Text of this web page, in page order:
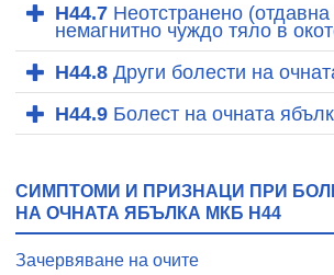
H44.7 Неотстранено
немагнитно чуждо тяло в
H44.8 Други болести на
H44.9 Болест на очната
СИМПТОМИ И ПРИЗНАЦИ ПРИ
НА ОЧНАТА ЯБЪЛКА МКБ H44
Зачервяване на очите